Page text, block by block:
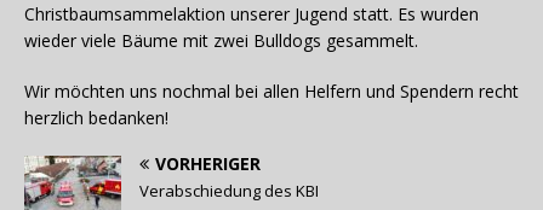
Christbaumsammelaktion unserer Jugend statt. Es wurden
wieder viele Bäume mit zwei Bulldogs gesammelt.
Wir möchten uns nochmal bei allen Helfern und Spendern recht
herzlich bedanken!
VORHERIGER
Verabschiedung des KBI